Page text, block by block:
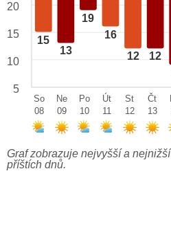
15
13
19
16
12 12
20
15
10
5
So
08
Ne
09
Po
10
Út
11
St
12
Čt
13
Graf zobrazuje nejvyšší a
příštích dnů.